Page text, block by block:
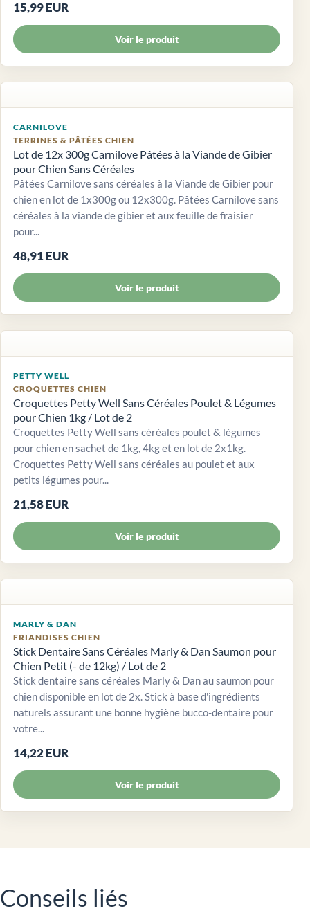
15,99 EUR
Voir le produit
CARNILOVE
TERRINES & PÂTÉES CHIEN
Lot de 12x 300g Carnilove Pâtées à la Viande de Gibier
pour Chien Sans Céréales
Pâtées Carnilove sans céréales à la Viande de Gibier pour
chien en lot de 1x300g ou 12x300g. Pâtées Carnilove sans
céréales à la viande de gibier et aux feuille de fraisier
pour...
48,91 EUR
Voir le produit
PETTY WELL
CROQUETTES CHIEN
Croquettes Petty Well Sans Céréales Poulet & Légumes
pour Chien 1kg / Lot de 2
Croquettes Petty Well sans céréales poulet & légumes
pour chien en sachet de 1kg, 4kg et en lot de 2x1kg.
Croquettes Petty Well sans céréales au poulet et aux
petits légumes pour...
21,58 EUR
Voir le produit
MARLY & DAN
FRIANDISES CHIEN
Stick Dentaire Sans Céréales Marly & Dan Saumon pour
Chien Petit (- de 12kg) / Lot de 2
Stick dentaire sans céréales Marly & Dan au saumon pour
chien disponible en lot de 2x. Stick à base d'ingrédients
naturels assurant une bonne hygiène bucco-dentaire pour
votre...
14,22 EUR
Voir le produit
Conseils liés